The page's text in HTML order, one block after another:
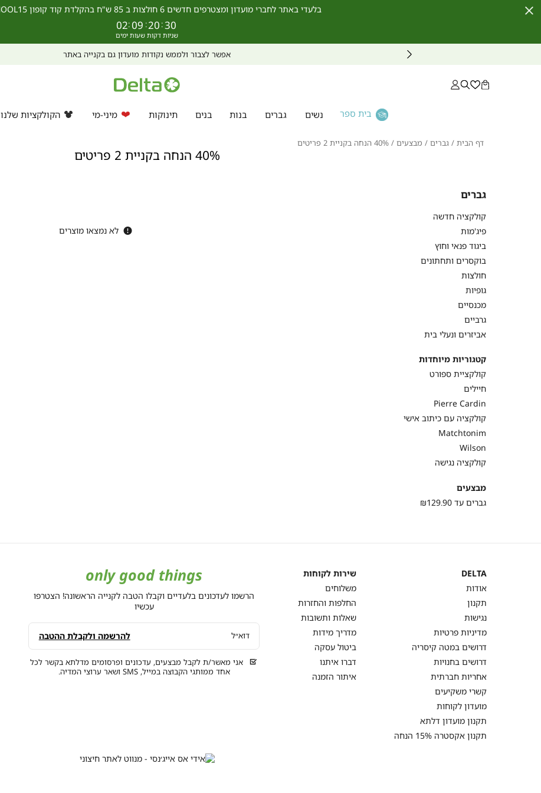
Close
בלעדי באתר לחברי מועדון ומצטרפים חדשים 6 חולצות ב 85 ש"ח בהקלדת קוד קופון SCHOOL15 >>
02: 09 :20 :29
אפשר לצבור ולממש נקודות מועדון גם בקנייה באתר
בית ספר נשים גברים בנות בנים תינוקות מיני-מי הקולקציות שלנו
40% הנחה בקניית 2 פריטים
דף הבית דףגברים גברים
מבצעים מבצעים
40% הנחה בקניית 2 פריטים
40%
גברים
קולקציה חדשה
פיג'מות
ביגוד פנאי וחוץ
בוקסרים ותחתונים
חולצות
גופיות
מכנסיים
גרביים
אביזרים ונעלי בית
קטגוריות מיוחדות
קולקציית ספורט
חיילים
Pierre Cardin
קולקציה עם כיתוב אישי
Matchtonim
Wilson
קולקציה נגישה
מבצעים
גברים עד ₪129.90
לא נמצאו מוצרים
DELTA
DELTA
אודות
תקנון
נגישות
מדיניות פרטיות
דרושים במטה קיסריה
דרושים בחנויות
אחריות חברתית
קשרי משקיעים
מועדון לקוחות
תקנון מועדון דלתא
תקנון אקסטרה 15% הנחה
שירות
לקוחות
שירות לקוחות
משלוחים
החלפות והחזרות
שאלות ותשובות
מדריך מידות
ביטול עסקה
דברו איתנו
איתור הזמנה
only good things
הרשמו לעדכונים בלעדיים וקבלו הטבה לקנייה הראשונה! הצטרפו
עכשיו
דוא״ל
אני מאשר/ת לקבל מבצעים, עדכונים ופרסומים מדלתא בקשר לכל
אחד ממותגי הקבוצה במייל, SMS ושאר ערוצי המדיה.
להרשמה ולקבלת ההטבה